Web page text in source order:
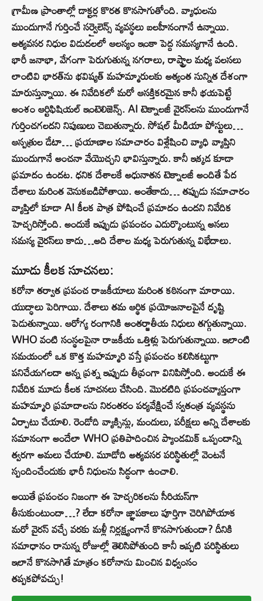
గ్రామీణ ప్రాంతాల్లో డాక్టర్ల కొరత కొనసాగుతోంది. వ్యాధులను
ముందుగానే గుర్తించే సర్వైలెన్స్ వ్యవస్థలు బలహీనంగానే ఉన్నాయి.
అత్యవసర నిధుల విడుదలలో ఆలస్యం ఇంకా పెద్ద సమస్యగానే ఉంది.
భారీ జనాభా, వేగంగా పెరుగుతున్న నగరాలు, రాష్ట్రాల మధ్య వలసలు
లాంటివి భారత్‌ను భవిష్యత్ మహమ్మారులకు అత్యంత సున్నిత దేశంగా
మారుస్తున్నాయి. ఈ నివేదికలో మరో ఆసక్తికరమైన కానీ భయపెట్టే
అంశం ఆర్టిఫిషియల్ ఇంటెలిజెన్స్. AI టెక్నాలజీ వైరస్‌లను ముందుగానే
గుర్తించగలదని నిపుణులు చెబుతున్నారు. సోషల్ మీడియా పోస్టులు…
ఆస్పత్రుల డేటా… ప్రయాణాల సమాచారం విశ్లేషించి వ్యాధి వ్యాప్తిని
ముందుగానే అంచనా వేయొచ్చని భావిస్తున్నారు. కానీ ఇక్కడ కూడా
ప్రమాదం ఉందట. ధనిక దేశాలకే అధునాతన టెక్నాలజీ అందితే పేద
దేశాలు మరింత వెనుకబడిపోతాయి. అంతేకాదు… తప్పుడు సమాచారం
వ్యాప్తిలో కూడా AI కీలక పాత్ర పోషించే ప్రమాదం ఉందని నివేదిక
హెచ్చరిస్తోంది. అందుకే ఇప్పుడు ప్రపంచం ఎదుర్కొంటున్న అసలు
సమస్య వైరస్‌లు కాదు…అది దేశాల మధ్య పెరుగుతున్న విభేదాలు.
మూడు కీలక సూచనలు:
కరోనా తర్వాత ప్రపంచ రాజకీయాలు మరింత కఠినంగా మారాయి.
యుద్ధాలు పెరిగాయి. దేశాలు తమ ఆర్థిక ప్రయోజనాలపైనే దృష్టి
పెడుతున్నాయి. ఆరోగ్య రంగానికి అంతర్జాతీయ నిధులు తగ్గుతున్నాయి.
WHO వంటి సంస్థలపైనా రాజకీయ ఒత్తిళ్లు పెరుగుతున్నాయి. ఇలాంటి
సమయంలో ఒక కొత్త మహమ్మారి వస్తే ప్రపంచం కలిసికట్టుగా
పనిచేయగలదా అన్న ప్రశ్న ఇప్పుడు తీవ్రంగా వినిపిస్తోంది. అందుకే ఈ
నివేదిక మూడు కీలక సూచనలు చేసింది. మొదటిది ప్రపంచవ్యాప్తంగా
మహమ్మారి ప్రమాదాలను నిరంతరం పర్యవేక్షించే స్వతంత్ర వ్యవస్థను
ఏర్పాటు చేయాలి. రెండోది వ్యాక్సిన్లు, మందులు, పరీక్షలు అన్ని దేశాలకు
సమానంగా అందేలా WHO ప్రతిపాదించిన ప్యాండమిక్ ఒప్పందాన్ని
త్వరగా అమలు చేయాలి. మూడోది అత్యవసర పరిస్థితుల్లో వెంటనే
స్పందించేందుకు భారీ నిధులను సిద్ధంగా ఉంచాలి.
అయితే ప్రపంచం నిజంగా ఈ హెచ్చరికలను సీరియస్‌గా
తీసుకుంటుందా…? లేదా కరోనా జ్ఞాపకాలు పూర్తిగా చెరిగిపోయాక
మరో వైరస్ వచ్చే వరకు మళ్లీ నిర్లక్ష్యంగానే కొనసాగుతుందా? దీనికి
సమాధానం రానున్న రోజుల్లో తెలిసిపోతుంది కానీ ఇప్పటి పరిస్థితులు
ఇలానే కొనసాగితే మాత్రం కరోనాను మించిన విధ్వంసం
తప్పకపోవచ్చు!